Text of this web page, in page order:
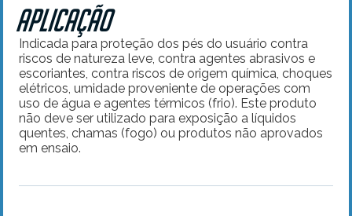
Aplicação
Indicada para proteção dos pés do usuário contra
riscos de natureza leve, contra agentes abrasivos e
escoriantes, contra riscos de origem química, choques
elétricos, umidade proveniente de operações com
uso de água e agentes térmicos (frio). Este produto
não deve ser utilizado para exposição a líquidos
quentes, chamas (fogo) ou produtos não aprovados
em ensaio.